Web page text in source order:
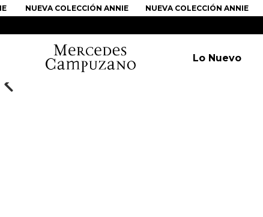
NUEVA COLECCIÓN ANNIE NUEVA COLECCIÓN ANNIE
Lo Nuevo